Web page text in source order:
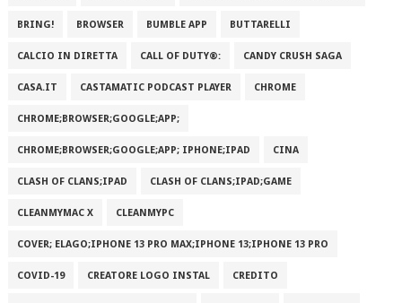
BRING! BROWSER BUMBLE APP BUTTARELLI
CALCIO IN DIRETTA CALL OF DUTY®: CANDY CRUSH SAGA
CASA.IT CASTAMATIC PODCAST PLAYER CHROME
CHROME;BROWSER;GOOGLE;APP;
CHROME;BROWSER;GOOGLE;APP; IPHONE;IPAD CINA
CLASH OF CLANS;IPAD CLASH OF CLANS;IPAD;GAME
CLEANMYMAC X CLEANMYPC
COVER; ELAGO;IPHONE 13 PRO MAX;IPHONE 13;IPHONE 13 PRO
COVID-19 CREATORE LOGO INSTAL CREDITO